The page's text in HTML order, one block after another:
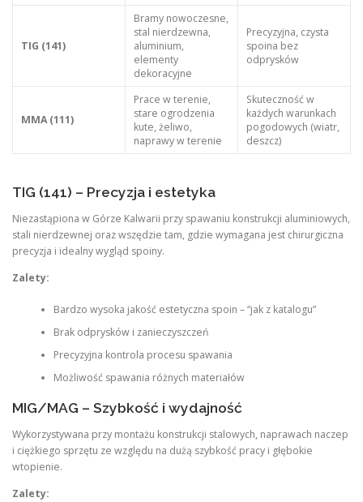
TIG (141)
Bramy nowoczesne,
stal nierdzewna,
aluminium,
elementy
dekoracyjne
Precyzyjna, czysta
spoina bez
odprysków
MMA (111)
Prace w terenie,
stare ogrodzenia
kute, żeliwo,
naprawy w terenie
Skuteczność w
każdych warunkach
pogodowych (wiatr,
deszcz)
TIG (141) – Precyzja i estetyka
Niezastąpiona w Górze Kalwarii przy spawaniu konstrukcji aluminiowych,
stali nierdzewnej oraz wszędzie tam, gdzie wymagana jest chirurgiczna
precyzja i idealny wygląd spoiny.
Zalety:
Bardzo wysoka jakość estetyczna spoin – “jak z katalogu”
Brak odprysków i zanieczyszczeń
Precyzyjna kontrola procesu spawania
Możliwość spawania różnych materiałów
MIG/MAG – Szybkość i wydajność
Wykorzystywana przy montażu konstrukcji stalowych, naprawach naczep
i ciężkiego sprzętu ze względu na dużą szybkość pracy i głębokie
wtopienie.
Zalety: